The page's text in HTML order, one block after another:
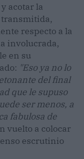
acotar la
respecto a la
involucrada,
en su
"Eso ya no lo
del final
que le supuso
ser menos, a
fabulosa de
vuelto a colocar
escrutinio